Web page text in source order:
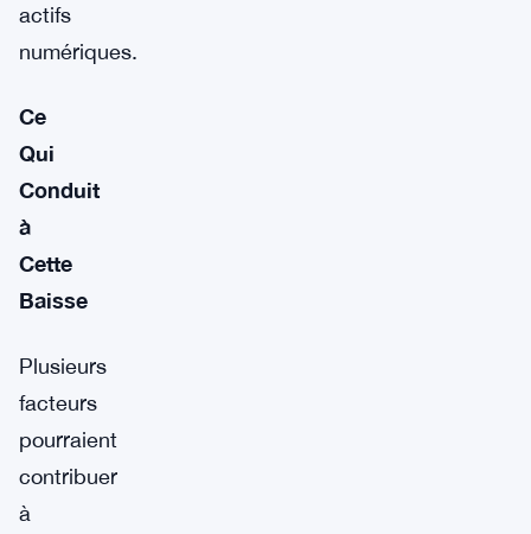
actifs
numériques.
Ce
Qui
Conduit
à
Cette
Baisse
Plusieurs
facteurs
pourraient
contribuer
à